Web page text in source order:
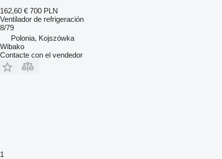
162,60 € 700 PLN
Ventilador de refrigeración
8/79
Polonia, Kojszówka
Wibako
Contacte con el vendedor
1